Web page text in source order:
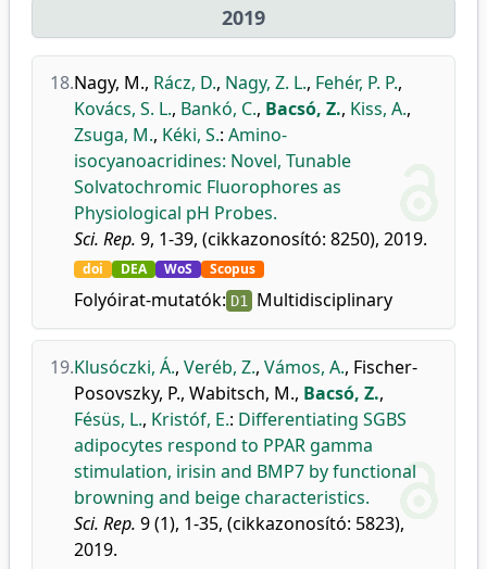
2019
18.Nagy, M., Rácz, D., Nagy, Z. L., Fehér, P. P.,
Kovács, S. L., Bankó, C., Bacsó, Z., Kiss, A.,
Zsuga, M., Kéki, S.: Amino-
isocyanoacridines: Novel, Tunable
Solvatochromic Fluorophores as
Physiological pH Probes.
Sci. Rep. 9, 1-39, (cikkazonosító: 8250), 2019.
doi DEA WoS Scopus
Folyóirat-mutatók: D1 Multidisciplinary
19.Klusóczki, Á., Veréb, Z., Vámos, A., Fischer-
Posovszky, P., Wabitsch, M., Bacsó, Z.,
Fésüs, L., Kristóf, E.: Differentiating SGBS
adipocytes respond to PPAR gamma
stimulation, irisin and BMP7 by functional
browning and beige characteristics.
Sci. Rep. 9 (1), 1-35, (cikkazonosító: 5823),
2019.